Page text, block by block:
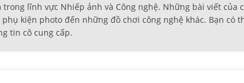
lĩnh vực Nhiếp ảnh và Công nghệ. Những bài viết của
kiện photo đến những đồ chơi công nghệ khác. Bạn có
tin cô cung cấp.